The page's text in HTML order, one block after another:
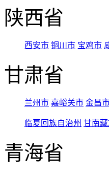
陕西省
西安市 铜川市 宝鸡市
甘肃省
兰州市 嘉峪关市 金昌
临夏回族自治州 甘南
青海省